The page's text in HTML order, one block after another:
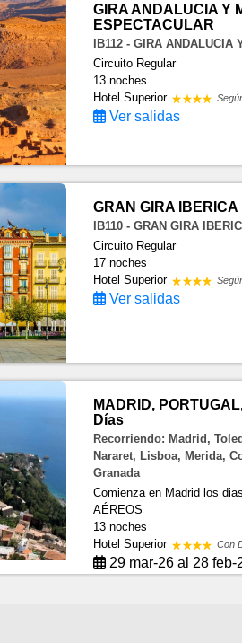
GIRA ANDALUCIA Y
ESPECTACULAR
IB112 - GIRA ANDALUCIA
Circuito Regular
13 noches
Hotel Superior
Ver salidas
GRAN GIRA IBERICA
IB110 - GRAN GIRA
Circuito Regular
17 noches
Hotel Superior
Ver salidas
MADRID,
Días
Recorriendo: Madrid,
Nararet, Lisboa, Merida,
Granada
Comienza en Madrid los
AÉREOS
13 noches
Hotel Superior
Con
29 mar-26 al 28 feb-